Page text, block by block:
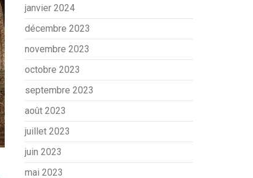
janvier 2024
décembre 2023
novembre 2023
octobre 2023
septembre 2023
août 2023
juillet 2023
juin 2023
mai 2023